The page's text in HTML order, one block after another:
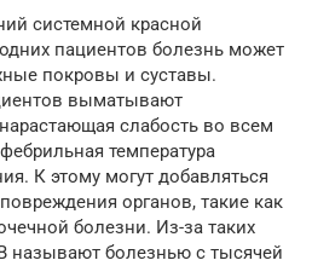
системной красной
пациентов болезнь может
покровы и суставы.
выматывают
слабость во всем
температура
К этому могут добавляться
органов, такие как
болезни. Из-за таких
называют болезнью с тысячей